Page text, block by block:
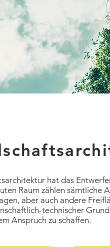
hat das
Raum zählen sämtliche
aber auch andere
technischer
Anspruch zu schaffen.